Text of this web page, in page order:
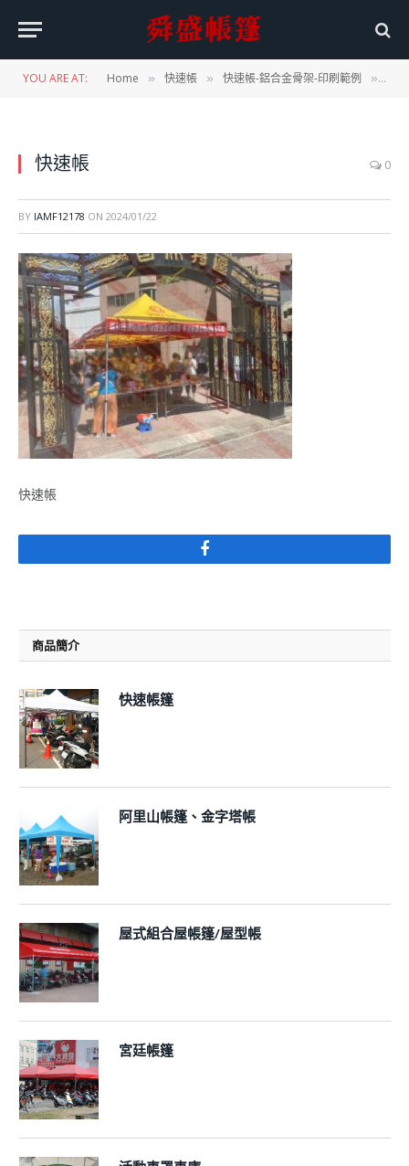
YOU ARE AT: Home » 快速帳 » 快速帳-鋁合金骨架-印刷範例 »
快速帳 0
BY IAMF12178 ON 2024/01/22
快速帳
Facebook
商品簡介
快速帳篷
阿里山帳篷、金字塔帳
屋式組合屋帳篷/屋型帳
宮廷帳篷